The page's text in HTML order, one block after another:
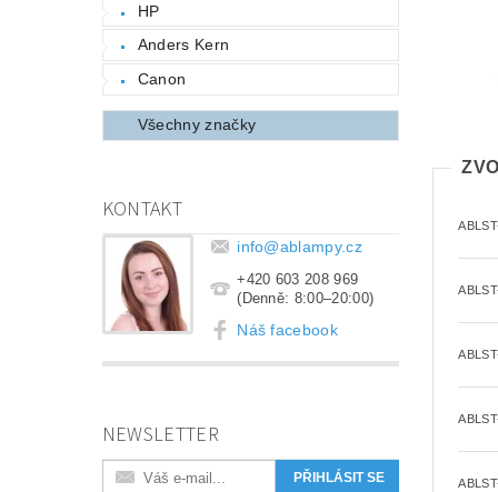
HP
Anders Kern
Canon
Všechny značky
KONTAKT
info@ablampy.cz
+420 603 208 969
(Denně: 8:00–20:00)
Náš facebook
NEWSLETTER